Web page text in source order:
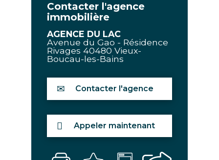
Contacter l'agence
immobilière
AGENCE DU LAC
Avenue du Gao - Résidence
Rivages 40480 Vieux-
Boucau-les-Bains
Contacter l'agence
Appeler maintenant